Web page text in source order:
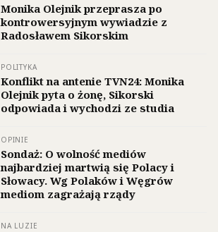
Monika Olejnik przeprasza po
kontrowersyjnym wywiadzie z
Radosławem Sikorskim
POLITYKA
Konflikt na antenie TVN24: Monika
Olejnik pyta o żonę, Sikorski
odpowiada i wychodzi ze studia
OPINIE
Sondaż: O wolność mediów
najbardziej martwią się Polacy i
Słowacy. Wg Polaków i Węgrów
mediom zagrażają rządy
NA LUZIE